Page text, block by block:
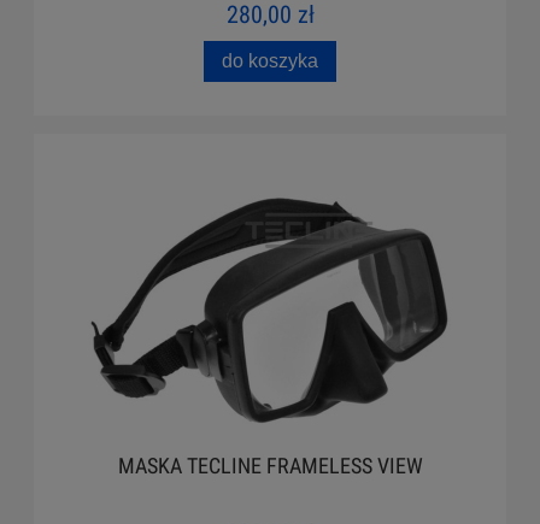
280,00 zł
do koszyka
MASKA TECLINE FRAMELESS VIEW